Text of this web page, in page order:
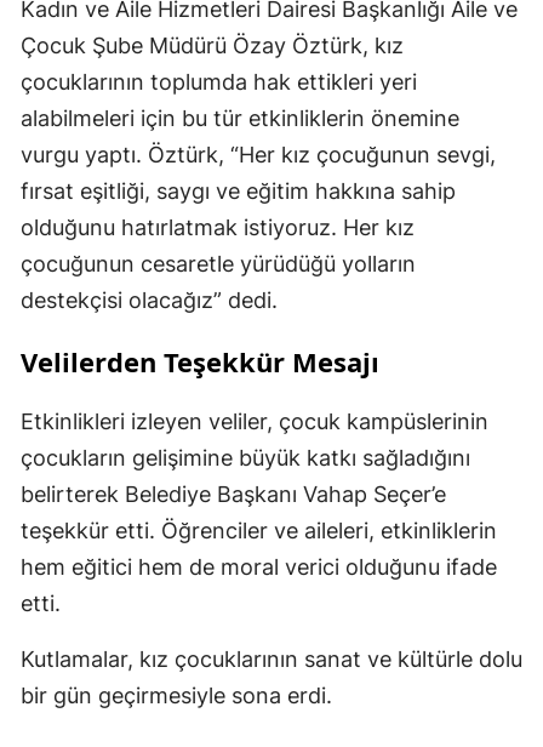
Kadın ve Aile Hizmetleri Dairesi Başkanlığı Aile ve
Çocuk Şube Müdürü Özay Öztürk, kız
çocuklarının toplumda hak ettikleri yeri
alabilmeleri için bu tür etkinliklerin önemine
vurgu yaptı. Öztürk, “Her kız çocuğunun sevgi,
fırsat eşitliği, saygı ve eğitim hakkına sahip
olduğunu hatırlatmak istiyoruz. Her kız
çocuğunun cesaretle yürüdüğü yolların
destekçisi olacağız” dedi.
Velilerden Teşekkür Mesajı
Etkinlikleri izleyen veliler, çocuk kampüslerinin
çocukların gelişimine büyük katkı sağladığını
belirterek Belediye Başkanı Vahap Seçer’e
teşekkür etti. Öğrenciler ve aileleri, etkinliklerin
hem eğitici hem de moral verici olduğunu ifade
etti.
Kutlamalar, kız çocuklarının sanat ve kültürle dolu
bir gün geçirmesiyle sona erdi.